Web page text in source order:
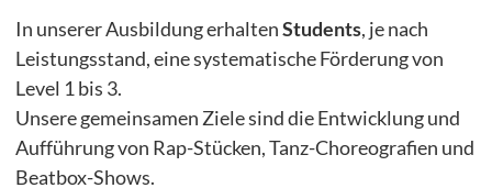
Stipendiatenprogramm
Draußenschule
greenKIDS Neuengamme
In unserer Ausbildung erhaltenStudents, je nach
Leistungsstand, eine systematische Förderung von
Level 1 bis 3.
Unsere gemeinsamen Ziele sind die Entwicklung und
Aufführung von Rap-Stücken, Tanz-Choreografien und
Beatbox-Shows.